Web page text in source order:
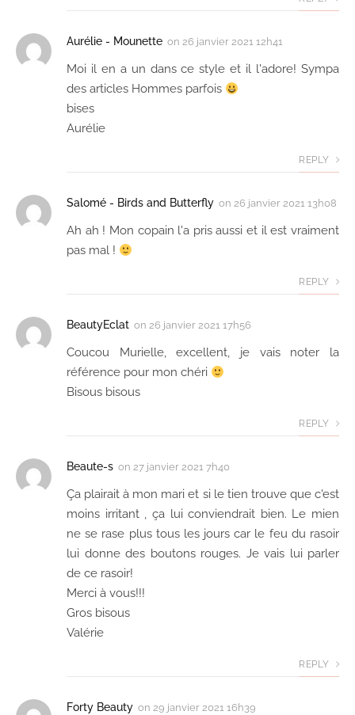
Aurélie - Mounette on 26 janvier 2021 12h41
Moi il en a un dans ce style et il l'adore! Sympa
des articles Hommes parfois
bises
Aurélie
REPLY
Salomé - Birds and Butterfly on 26 janvier 2021 13h08
Ah ah ! Mon copain l'a pris aussi et il est vraiment
pas mal !
REPLY
BeautyEclat on 26 janvier 2021 17h56
Coucou Murielle, excellent, je vais noter la
référence pour mon chéri
Bisous bisous
REPLY
Beaute-s on 27 janvier 2021 7h40
Ça plairait à mon mari et si le tien trouve que c'est
moins irritant , ça lui conviendrait bien. Le mien
ne se rase plus tous les jours car le feu du rasoir
lui donne des boutons rouges. Je vais lui parler
de ce rasoir!
Merci à vous!!!
Gros bisous
Valérie
REPLY
Forty Beauty on 29 janvier 2021 16h39